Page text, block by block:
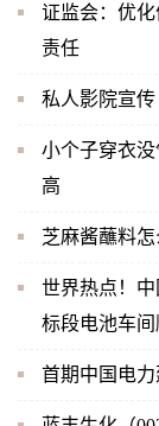
证监会：优
责任
私人影院宣
小个子穿衣
高
芝麻酱蘸料
世界热点！
标段电池车
首期中国电